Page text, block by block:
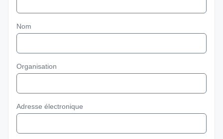
Nom
Organisation
Adresse électronique